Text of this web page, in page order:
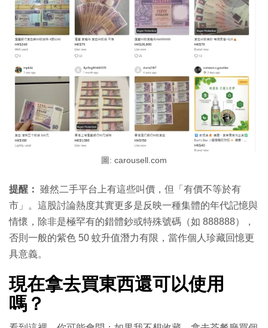
圖: carousell.com
提醒： 雖然二手平台上有這些叫價，但「有價不等於有
市」。這股討論熱度其實更多是反映一種集體的年代記憶與
情懷，除非是極罕有的錯體鈔或特殊號碼（如 888888），
否則一般的紫色 50 蚊升值潛力有限，當作個人珍藏回憶更
具意義。
現在拿去買東西還可以使用
嗎？